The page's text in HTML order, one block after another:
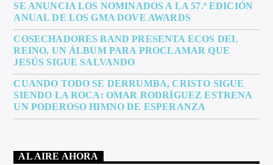
SE ANUNCIA LOS NOMINADOS A LA 57.ª EDICIÓN
ANUAL DE LOS GMA DOVE AWARDS
COSECHADORES BAND PRESENTA ECOS DEL
REINO, UN ÁLBUM PARA PROCLAMAR QUE
JESÚS SIGUE SALVANDO
CUANDO TODO SE DERRUMBA, CRISTO SIGUE
SIENDO LA ROCA: OMAR RODRÍGUEZ ESTRENA
UN PODEROSO HIMNO DE ESPERANZA
AL AIRE AHORA